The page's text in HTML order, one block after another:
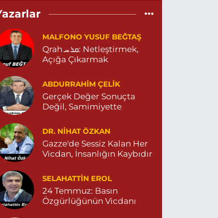
Eylül Eczanesi
MAHALLE 655 SOKAK NO:35 D MİGROS
MEHMET SİNCAR PARKI YANI ZERGAN
HEKİMLİĞİ KARŞISI 04823121313
0 (482) 312 13 13 Yol Tarifi Al
Tema Eczanesi
MAHALLESİ NUSAYBİN CADDE NO:1 E
CD. ÖZEL İPEKYOLU HASTANESİ YANI
0 (482) 312 29 20
Menal Eczanesi
EYYUBİ MAHALLE LOZAN CADDE
0 (482) 415 15 01
Demhat Eczanesi
MALFONO YUSUF BEĞTAŞ
Qrah ܩܪܚ: Netleştirmek,
Açığa Çıkarmak
ABDURRAHIM ÇELİK
Gerçek Değer Sonuçta
Değil, Samimiyette
DR. NIHAT ÖZKAN
Gazze'de Sessiz Kalan Her
Vicdan, İnsanlığın Kaybıdır
SELAHATTIN EROL
24 Temmuz: Basın
Özgürlüğünün Vicdanı